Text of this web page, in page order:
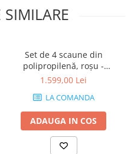
SIMILARE
Set de 4 scaune din
polipropilenă, roșu -
AMANDA
1.599,00 Lei
LA COMANDA
ADAUGA IN COS